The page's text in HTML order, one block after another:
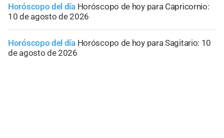
Horóscopo del día Horóscopo de hoy para Capricornio:
10 de agosto de 2026
Horóscopo del día Horóscopo de hoy para Sagitario: 10
de agosto de 2026